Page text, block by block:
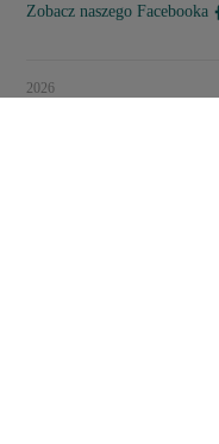
Zobacz naszego Facebooka
2026